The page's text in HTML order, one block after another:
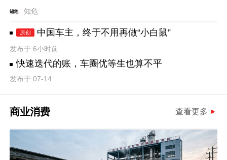
知危
原创 中国车主，终于不用再做“小白鼠”
发布于 6小时前
快速迭代的账，车圈优等生也算不平
发布于 07-14
商业消费 查看更多